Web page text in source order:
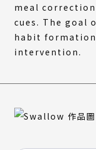
meal
cues. The goal
habit
intervention.